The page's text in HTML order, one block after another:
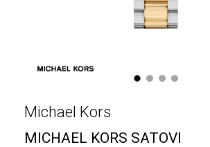
1 2 3 4
Michael Kors
MICHAEL KORS SATOVI